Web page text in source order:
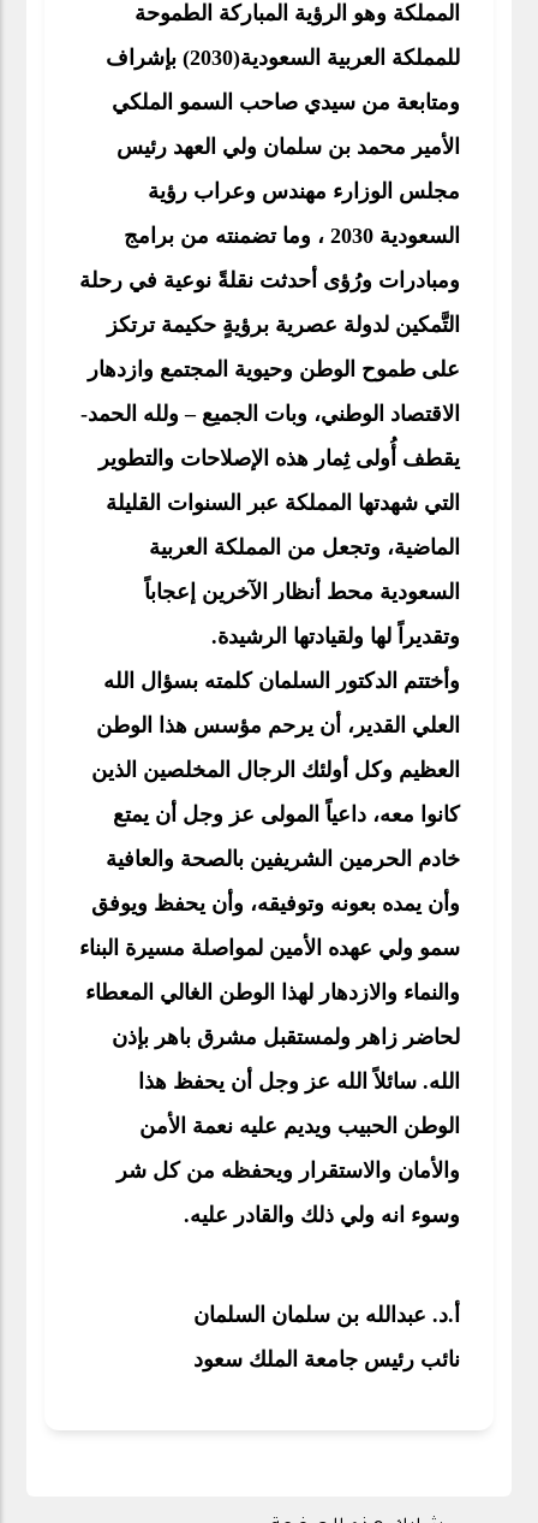
المملكة وهو الرؤية المباركة الطموحة
للمملكة العربية السعودية(2030) بإشراف
ومتابعة من سيدي صاحب السمو الملكي
الأمير محمد بن سلمان ولي العهد رئيس
مجلس الوزارء مهندس وعراب رؤية
السعودية 2030 ، وما تضمنته من برامج
ومبادرات ورُؤى أحدثت نقلةً نوعية في رحلة
التَّمكين لدولة عصرية برؤيةٍ حكيمة ترتكز
على طموح الوطن وحيوية المجتمع وازدهار
الاقتصاد الوطني، وبات الجميع – ولله الحمد-
يقطف أُولى ثِمار هذه الإصلاحات والتطوير
التي شهدتها المملكة عبر السنوات القليلة
الماضية، وتجعل من المملكة العربية
السعودية محط أنظار الآخرين إعجاباً
وتقديراً لها ولقيادتها الرشيدة.
وأختتم الدكتور السلمان كلمته بسؤال الله
العلي القدير، أن يرحم مؤسس هذا الوطن
العظيم وكل أولئك الرجال المخلصين الذين
كانوا معه، داعياً المولى عز وجل أن يمتع
خادم الحرمين الشريفين بالصحة والعافية
وأن يمده بعونه وتوفيقه، وأن يحفظ ويوفق
سمو ولي عهده الأمين لمواصلة مسيرة البناء
والنماء والازدهار لهذا الوطن الغالي المعطاء
لحاضر زاهر ولمستقبل مشرق باهر بإذن
الله. سائلاً الله عز وجل أن يحفظ هذا
الوطن الحبيب ويديم عليه نعمة الأمن
والأمان والاستقرار ويحفظه من كل شر
وسوء انه ولي ذلك والقادر عليه.
أ.د. عبدالله بن سلمان السلمان
نائب رئيس جامعة الملك سعود